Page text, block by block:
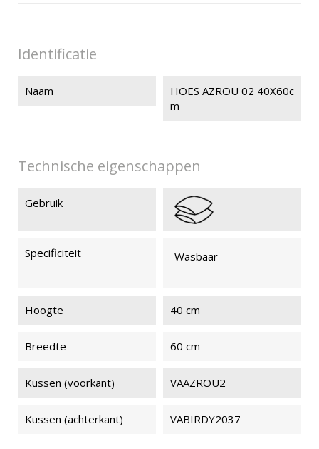
Identificatie
Naam
HOES AZROU 02 40X60c
m
Technische eigenschappen
Gebruik
Specificiteit Wasbaar
Hoogte 40 cm
Breedte 60 cm
Kussen (voorkant) VAAZROU2
Kussen (achterkant) VABIRDY2037